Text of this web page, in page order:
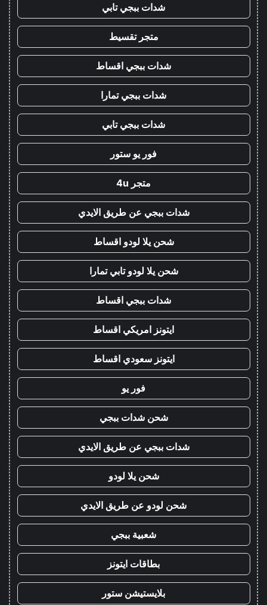
شدات ببجي تابي
متجر تقسيط
شدات ببجي اقساط
شدات ببجي تمارا
شدات ببجي تابي
فور يو ستور
متجر 4u
شدات ببجي عن طريق الايدي
شحن يلا لودو اقساط
شحن يلا لودو تابي تمارا
شدات ببجي اقساط
ايتونز امريكي اقساط
ايتونز سعودي اقساط
فور يو
شحن شدات ببجي
شدات ببجي عن طريق الايدي
شحن يلا لودو
شحن لودو عن طريق الايدي
شعبية ببجي
بطاقات ايتونز
بلايستيشن ستور